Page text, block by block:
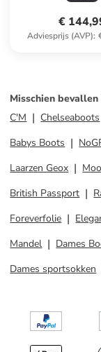
€
Adviesprijs (AVP):
Misschien
C'M
Chelseaboots
Babys Boots
Laarzen Geox
British Passport
Foreverfolie
Mandel
Dames
Dames sportsokken